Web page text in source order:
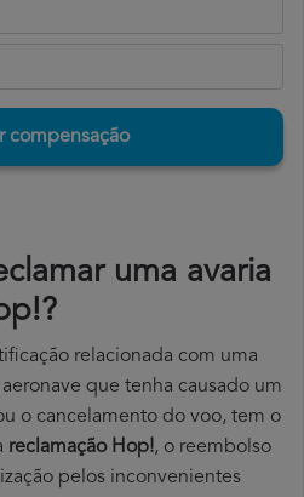
compensação
uma avaria
relacionada com uma
que tenha causado um
o cancelamento do voo, tem o
reclamação Hop!, o reembolso
pelos inconvenientes